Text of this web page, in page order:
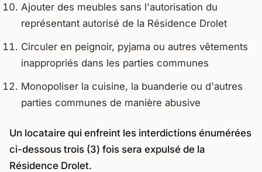
Ajouter des meubles sans l'autorisation du
représentant autorisé de la Résidence Drolet
Circuler en peignoir, pyjama ou autres vêtements
inappropriés dans les parties communes
Monopoliser la cuisine, la buanderie ou d'autres
parties communes de manière abusive
Un locataire qui enfreint les interdictions énumérées
ci-dessous trois (3) fois sera expulsé de la
Résidence Drolet.